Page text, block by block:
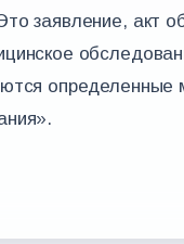
заявление, акт
определенные